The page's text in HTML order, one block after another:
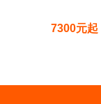
7300元起